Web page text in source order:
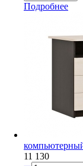
Подробнее
11 130